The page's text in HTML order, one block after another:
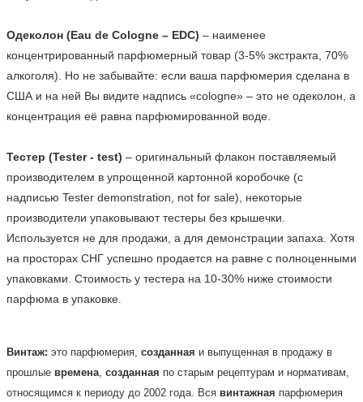
Одеколон (Eau de Cologne – EDC) – наименее
концентрированный парфюмерный товар (3-5% экстракта, 70%
алкоголя). Но не забывайте: если ваша парфюмерия сделана в
США и на ней Вы видите надпись «cologne» – это не одеколон, а
концентрация её равна парфюмированной воде.
Тестер (Tester - test) – оригинальный флакон поставляемый
производителем в упрощенной картонной коробочке (с
надписью Tester demonstration, not for sale), некоторые
производители упаковывают тестеры без крышечки.
Используется не для продажи, а для демонстрации запаха. Хотя
на просторах СНГ успешно продается на равне с полноценными
упаковками. Стоимость у тестера на 10-30% ниже стоимости
парфюма в упаковке.
Винтаж: это парфюмерия, созданная и выпущенная в продажу в
прошлые времена созданная по старым рецептурам и нормативам,
относящимся к периоду до 2002 года. Вся винтажная парфюмерия